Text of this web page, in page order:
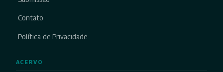
Contato
Política de Privacidade
ACERVO